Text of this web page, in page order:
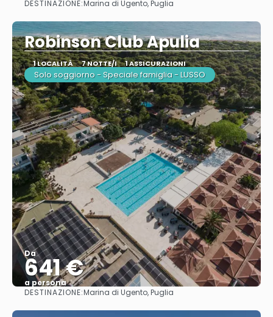
Vedere
DESTINAZIONE:Marina di Ugento, Puglia
Robinson Club Apulia
1 LOCALITÀ 7 NOTTE/I 1 ASSICURAZIONI
Solo soggiorno - Speciale famiglia - LUSSO
Da
641 €
a persona
Vedere
DESTINAZIONE:Marina di Ugento, Puglia